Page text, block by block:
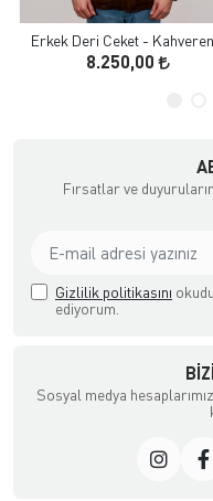
Erkek Deri Ceket -
8.250,00
Fırsatlar ve
Gizlilik politikasını
ediyorum.
Sosyal medya